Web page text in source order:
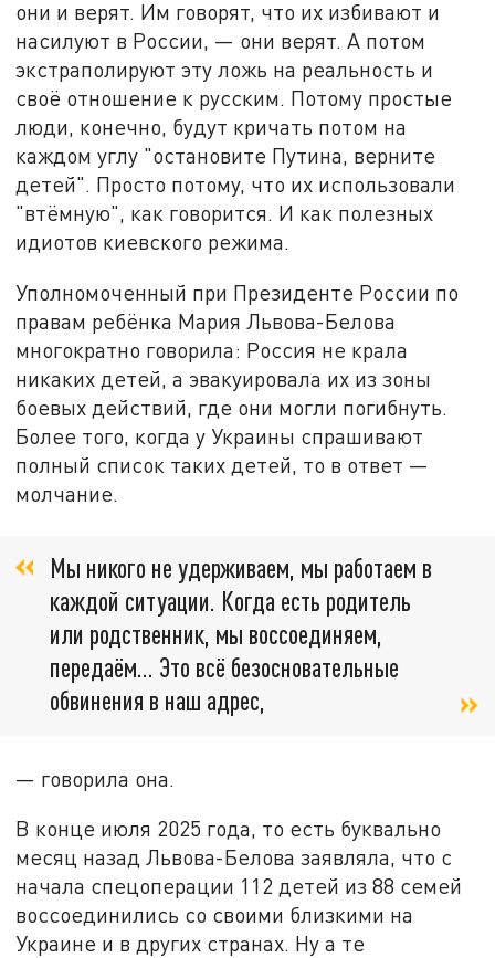
они и верят. Им говорят, что их избивают и
насилуют в России, — они верят. А потом
экстраполируют эту ложь на реальность и
своё отношение к русским. Потому простые
люди, конечно, будут кричать потом на
каждом углу "остановите Путина, верните
детей". Просто потому, что их использовали
"втёмную", как говорится. И как полезных
идиотов киевского режима.
Уполномоченный при Президенте России по
правам ребёнка Мария Львова-Белова
многократно говорила: Россия не крала
никаких детей, а эвакуировала их из зоны
боевых действий, где они могли погибнуть.
Более того, когда у Украины спрашивают
полный список таких детей, то в ответ —
молчание.
Мы никого не удерживаем, мы работаем в
каждой ситуации. Когда есть родитель
или родственник, мы воссоединяем,
передаём… Это всё безосновательные
обвинения в наш адрес,
— говорила она.
В конце июля 2025 года, то есть буквально
месяц назад Львова-Белова заявляла, что с
начала спецоперации 112 детей из 88 семей
воссоединились со своими близкими на
Украине и в других странах. Ну а те